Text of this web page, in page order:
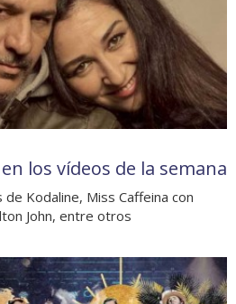
los vídeos de la semana
Kodaline, Miss Caffeina con
John, entre otros